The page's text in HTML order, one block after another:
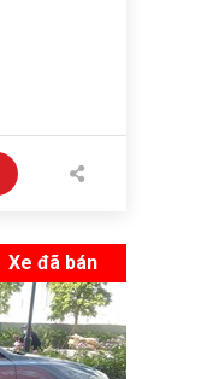
Xe đã bán